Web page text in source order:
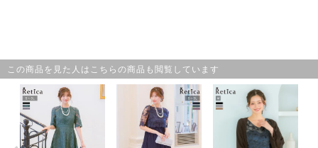
この商品を見た人はこちらの商品も閲覧しています